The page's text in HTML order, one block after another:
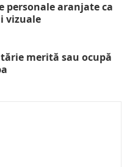
personale aranjate ca
vizuale
merită sau ocupă